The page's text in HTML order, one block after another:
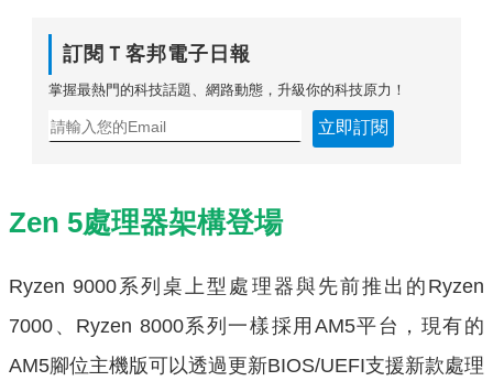
訂閱Ｔ客邦電子日報
掌握最熱門的科技話題、網路動態，升級你的科技原力！
立即訂閱
Zen 5處理器架構登場
Ryzen 9000系列桌上型處理器與先前推出的Ryzen
7000、Ryzen 8000系列一樣採用AM5平台，現有的
AM5腳位主機版可以透過更新BIOS/UEFI支援新款處理